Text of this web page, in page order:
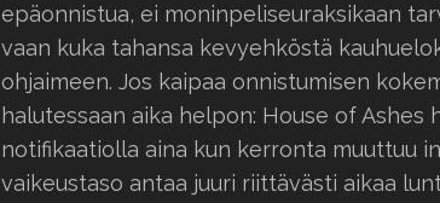
epäonnistua, ei moninpeliseuraksikaan
vaan kuka tahansa kevyehköstä
ohjaimeen. Jos kaipaa onnistumisen
halutessaan aika helpon: House of
notifikaatiolla aina kun kerronta muuttuu
vaikeustaso antaa juuri riittävästi aikaa